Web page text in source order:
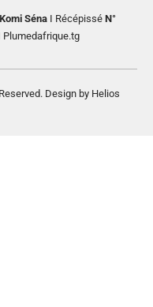
SénaI RécépisséN°
Design by Helios